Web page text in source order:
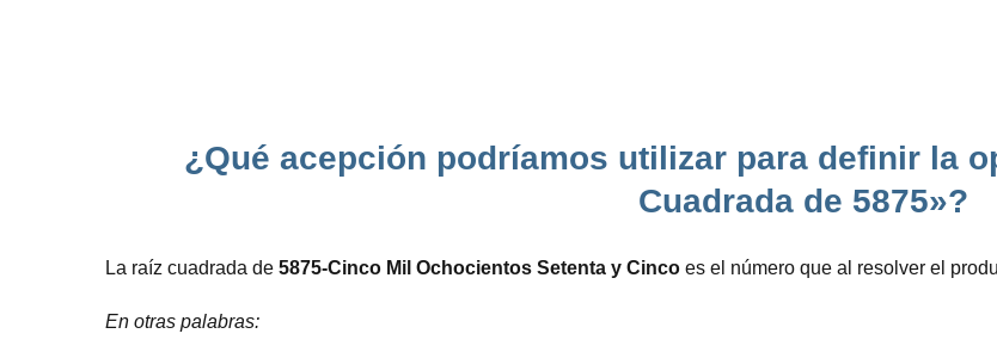
¿Qué acepción podríamos utilizar para definir la
Cuadrada de 5875»?
La raíz cuadrada de 5875-Cinco Mil Ochocientos Setenta y Cinco es el número que al resolver el
En otras palabras: